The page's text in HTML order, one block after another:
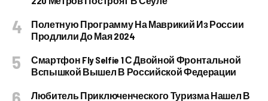
Полетную Программу На Маврикий Из России
Продлили До Мая 2024
Смартфон Fly Selfie 1 С Двойной Фронтальной
Вспышкой Вышел В Российской Федерации
Любитель Приключенческого Туризма Нашел В